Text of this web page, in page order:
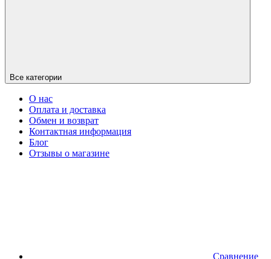
Все категории
О нас
Оплата и доставка
Обмен и возврат
Контактная информация
Блог
Отзывы о магазине
Сравнение